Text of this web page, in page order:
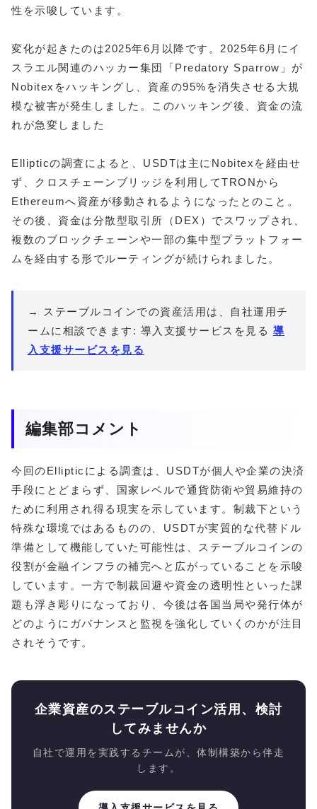
性を示唆しています。
変化が起きたのは2025年6月以降です。2025年6月にイ
スラエル関連のハッカー集団「Predatory Sparrow」が
Nobitexをハッキングし、資産の95%を消失させる大規
模な被害が発生しました。このハッキング後、資金の流
れが急変しました
Ellipticの調査によると、USDTは主にNobitexを経由せ
ず、クロスチェーンブリッジを利用してTRONから
Ethereumへ資産が移動されるようになったとのこと。
その後、資金は分散型取引所（DEX）でスワップされ、
複数のブロックチェーンや一部の集中型プラットフォー
ムを経由する形でルーティングが続けられました。
→ ステーブルコインでの資産活用は、自社運用チ
ームに相談できます: 導入支援サービスを見る 導
入支援サービスを見る
編集部コメント
今回のEllipticによる調査は、USDTが個人や企業の決済
手段にとどまらず、国家レベルで通貨防衛や貿易維持の
ために利用され得る現実を示しています。制裁下という
特殊な環境ではあるものの、USDTが実質的な代替ドル
準備として機能していた可能性は、ステーブルコインの
役割が金融インフラの補完へと広がっていることを示唆
しています。一方で制裁回避や資金の透明性といった課
題も浮き彫りになっており、今後は各国当局や発行体が
どのようにガバナンスと監視を強化していくのかが注目
されそうです。
企業資産のステーブルコイン活用、検討
してみませんか
自社で運用を実践するチームが、体制構築から伴走
します。